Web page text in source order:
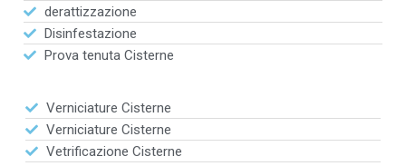
derattizzazione
Disinfestazione
Prova tenuta Cisterne
Verniciature Cisterne
Verniciature Cisterne
Vetrificazione Cisterne